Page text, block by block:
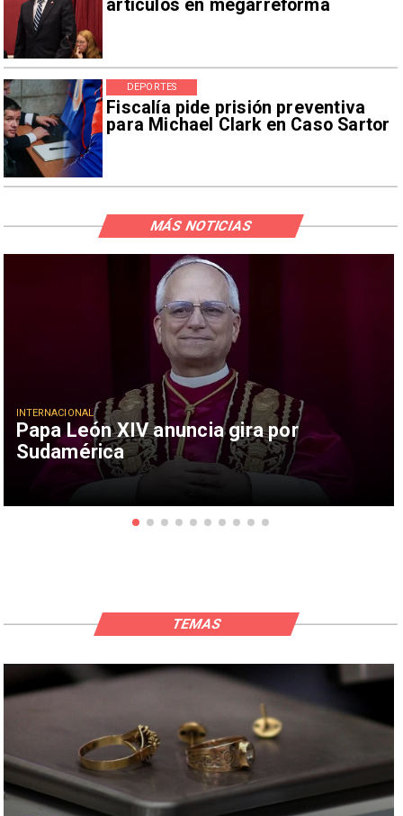
artículos en megarreforma
Fiscalía pide prisión preventiva
para Michael Clark en Caso Sartor
DEPORTES
Papa León XIV anuncia gira por
Sudamérica
INTERNACIONAL
MÁS NOTICIAS
TEMAS